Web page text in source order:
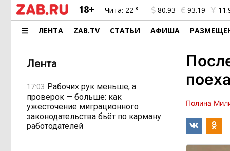
18+ Чита: 22 ° 80.93 93.19
ЛЕНТА ZAB.TV СТАТЬИ АФИША
Лента
17:03 Рабочих рук меньше, а
проверок — больше: как
ужесточение миграционного
законодательства бьёт по карману
работодателей
Полина